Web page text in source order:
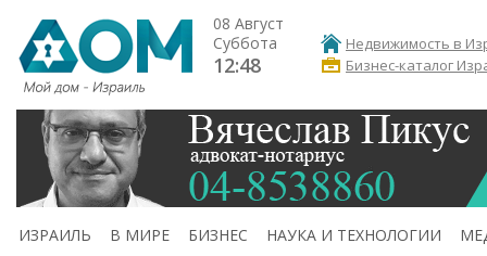
08 Август
Суббота
12:48
Недвижимость в
Бизнес-каталог
ИЗРАИЛЬ В МИРЕ БИЗНЕС НАУКА И ТЕХНОЛОГИИ